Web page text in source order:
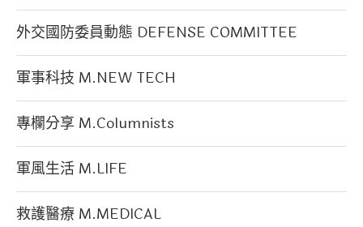
外交國防委員動態 DEFENSE COMMITTEE
軍事科技 M.NEW TECH
專欄分享 M.Columnists
軍風生活 M.LIFE
救護醫療 M.MEDICAL